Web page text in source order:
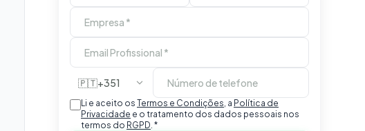
🇵🇹+351
Li e aceito os Termos e Condições, a Política de
Privacidade e o tratamento dos dados pessoais nos
termos do RGPD. *